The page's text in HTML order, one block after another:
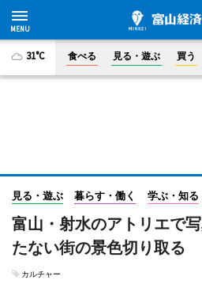
31°C 食べる 見る・遊ぶ 買う
見る・遊ぶ 暮らす・働く 学ぶ・知る
富山・射水のアトリエで
たない街の景色切り取る
カルチャー